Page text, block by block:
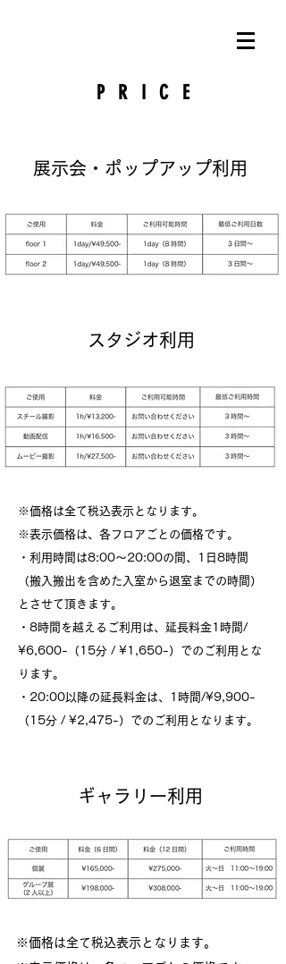
PRICE
展示会・ポップアップ利用
スタジオ利用
※価格は全て税込表示となります。
※表示価格は、各フロアごとの価格です。
・利用時間は8:00～20:00の間、1日8時間
（搬入搬出を含めた入室から退室までの時間）
とさせて頂きます。
・8時間を越えるご利用は、延長料金1時間/
¥6,600-（15分 / ¥1,650-）でのご利用とな
ります。
・20:00以降の延長料金は、1時間/¥9,900-
（15分 / ¥2,475-）でのご利用となります。
ギャラリー利用
※価格は全て税込表示となります。